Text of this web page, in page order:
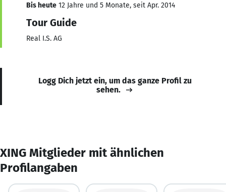
Bis heute 12 Jahre und 5 Monate, seit Apr. 2014
Tour Guide
Real I.S. AG
Logg Dich jetzt ein, um das ganze Profil zu
sehen.
XING Mitglieder mit ähnlichen
Profilangaben